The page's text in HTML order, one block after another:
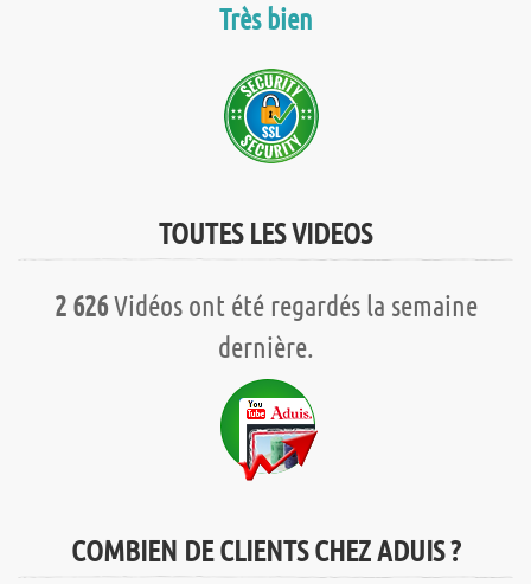
Très bien
TOUTES LES VIDEOS
2 626Vidéos ont été regardés la semaine
dernière.
COMBIEN DE CLIENTS CHEZ ADUIS ?